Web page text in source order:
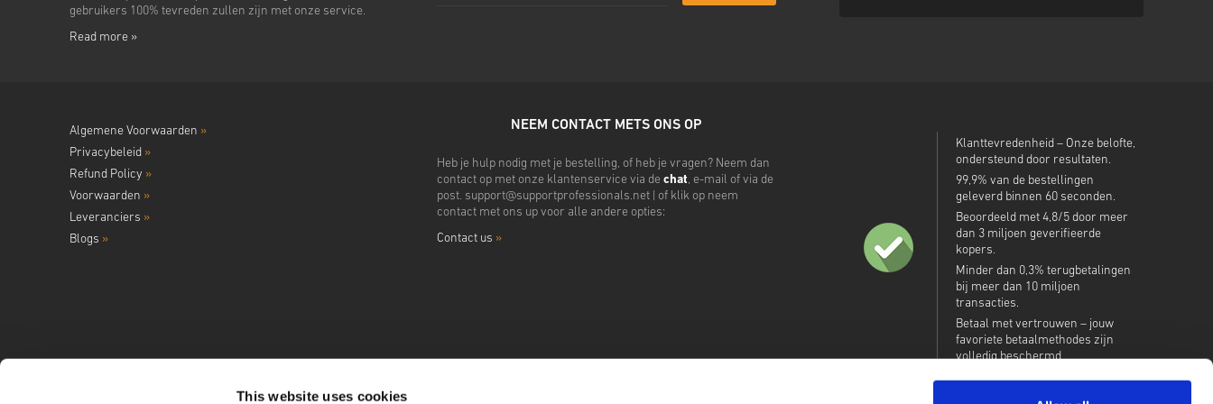
This website uses cookies
gebruikers 100% tevreden zullen zijn met onze service.
Read more »
Algemene Voorwaarden »
Privacybeleid »
Refund Policy »
Voorwaarden »
Leveranciers »
Blogs »
NEEM CONTACT METS ONS OP
Heb je hulp nodig met je bestelling, of heb je vragen? Neem dan
contact op met onze klantenservice via de chat, e-mail of via de
post. support@supportprofessionals.net| of klik op neem
contact met ons up voor alle andere opties:
Contact us »
Klanttevredenheid – Onze belofte,
ondersteund door resultaten.
99,9% van de bestellingen
geleverd binnen 60 seconden.
Beoordeeld met 4,8/5 door meer
dan 3 miljoen geverifieerde
kopers.
Minder dan 0,3% terugbetalingen
bij meer dan 10 miljoen
transacties.
Betaal met vertrouwen – jouw
favoriete betaalmethodes zijn
volledig beschermd.